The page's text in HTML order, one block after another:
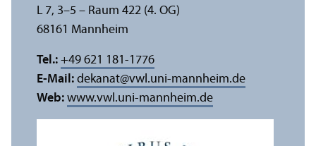
L 7, 3–5 – Raum 422 (4. OG)
68161 Mannheim
Tel.: +49 621 181-1776
E-Mail: dekanat@vwl.uni-mannheim.de
Web: www.vwl.uni-mannheim.de